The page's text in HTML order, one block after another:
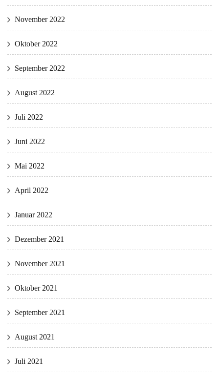
November 2022
Oktober 2022
September 2022
August 2022
Juli 2022
Juni 2022
Mai 2022
April 2022
Januar 2022
Dezember 2021
November 2021
Oktober 2021
September 2021
August 2021
Juli 2021